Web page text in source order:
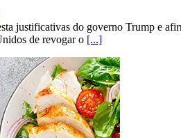
justificativas do governo Trump e
de revogar o [...]